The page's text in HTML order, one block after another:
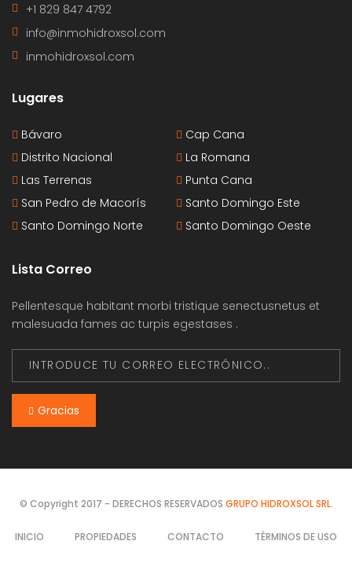
+1 829 847 4792
info@inmohidroxsol.com
inmohidroxsol.com
Lugares
Bávaro
Cap Cana
Distrito Nacional
La Romana
Las Terrenas
Punta Cana
San Pedro de Macorís
Santo Domingo Este
Santo Domingo Norte
Santo Domingo Oeste
Lista Correo
Pellentesque habitant morbi tristique senectusnetus et
malesuada fames ac turpis egestases .
Gracias
© Copyright 2017 - DERECHOS RESERVADOS GRUPO HIDROXSOL SRL.
INICIO PROPIEDADES CONTACTO TÉRMINOS DE USO